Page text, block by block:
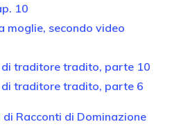
10
moglie, secondo video
di traditore tradito, parte 10
di traditore tradito, parte 6
Racconti di Dominazione